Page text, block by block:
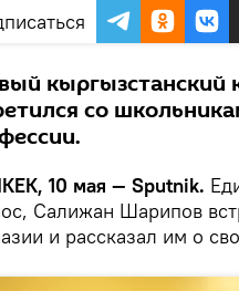
со
10 мая — Sputnik.
Салижан Шарипов
и рассказал им о